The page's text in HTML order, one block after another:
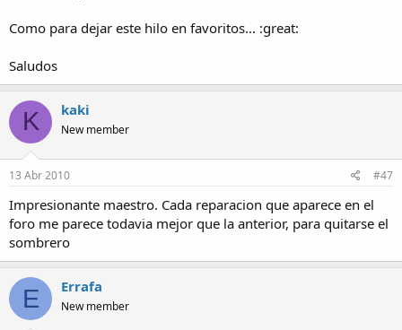
Como para dejar este hilo en favoritos... :great:
Saludos
K kaki
New member
13 Abr 2010 #47
Impresionante maestro. Cada reparacion que aparece en el
foro me parece todavia mejor que la anterior, para quitarse el
sombrero
E Errafa
New member